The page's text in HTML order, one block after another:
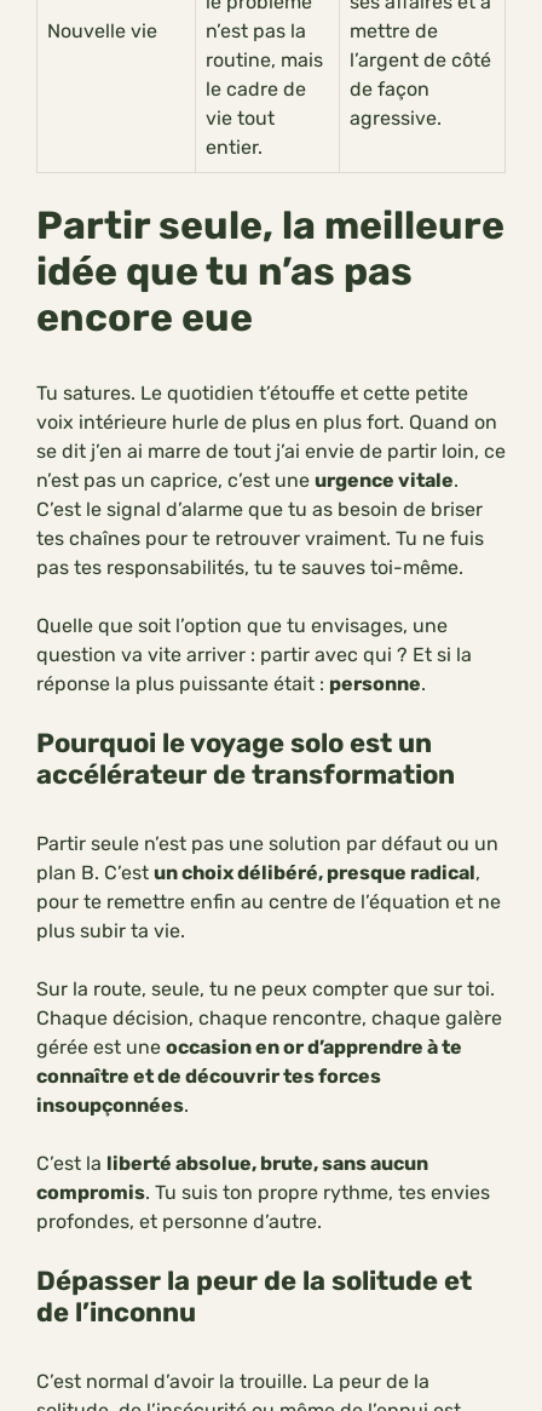
Nouvelle vie
n’est pas la
routine, mais
le cadre de
vie tout
entier.
mettre de
l’argent de côté
de façon
agressive.
Partir seule, la meilleure
idée que tu n’as pas
encore eue
Tu satures. Le quotidien t’étouffe et cette petite
voix intérieure hurle de plus en plus fort. Quand on
se dit j’en ai marre de tout j’ai envie de partir loin, ce
n’est pas un caprice, c’est une urgence vitale.
C’est le signal d’alarme que tu as besoin de briser
tes chaînes pour te retrouver vraiment. Tu ne fuis
pas tes responsabilités, tu te sauves toi-même.
Quelle que soit l’option que tu envisages, une
question va vite arriver : partir avec qui ? Et si la
réponse la plus puissante était : personne.
Pourquoi le voyage solo est un
accélérateur de transformation
Partir seule n’est pas une solution par défaut ou un
plan B. C’est un choix délibéré, presque radical,
pour te remettre enfin au centre de l’équation et ne
plus subir ta vie.
Sur la route, seule, tu ne peux compter que sur toi.
Chaque décision, chaque rencontre, chaque galère
gérée est une occasion en or d’apprendre à te
connaître et de découvrir tes forces
insoupçonnées.
C’est la liberté absolue, brute, sans aucun
compromis. Tu suis ton propre rythme, tes envies
profondes, et personne d’autre.
Dépasser la peur de la solitude et
de l’inconnu
C’est normal d’avoir la trouille. La peur de la